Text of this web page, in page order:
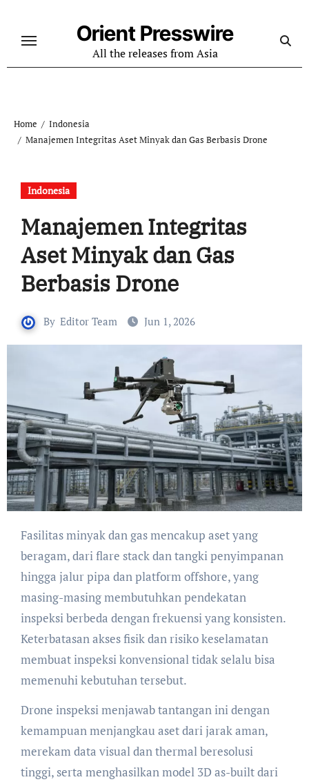
content
Orient Presswire
All the releases from Asia
Home
Indonesia
Manajemen Integritas Aset Minyak dan Gas Berbasis Drone
Indonesia
Manajemen Integritas
Aset Minyak dan Gas
Berbasis Drone
By Editor Team Jun 1, 2026
Fasilitas minyak dan gas mencakup aset yang
beragam, dari flare stack dan tangki penyimpanan
hingga jalur pipa dan platform offshore, yang
masing-masing membutuhkan pendekatan
inspeksi berbeda dengan frekuensi yang konsisten.
Keterbatasan akses fisik dan risiko keselamatan
membuat inspeksi konvensional tidak selalu bisa
memenuhi kebutuhan tersebut.
Drone inspeksi menjawab tantangan ini dengan
kemampuan menjangkau aset dari jarak aman,
merekam data visual dan thermal beresolusi
tinggi, serta menghasilkan model 3D as-built dari